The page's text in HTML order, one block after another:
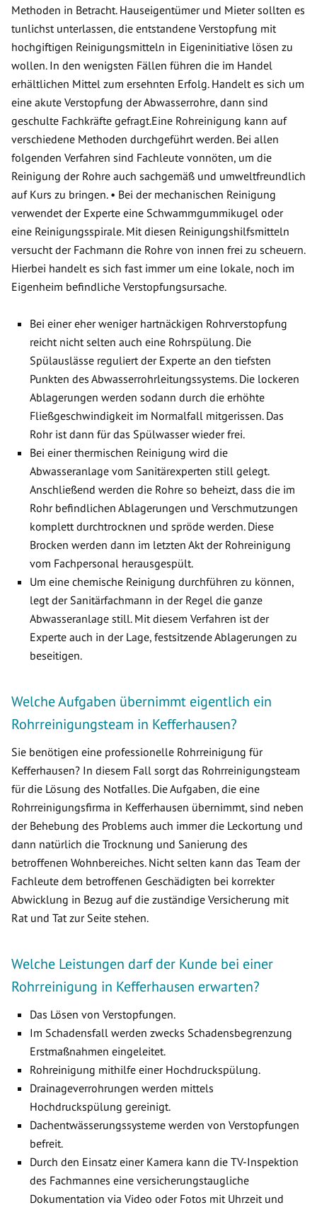
Methoden in Betracht. Hauseigentümer und Mieter sollten es
tunlichst unterlassen, die entstandene Verstopfung mit
hochgiftigen Reinigungsmitteln in Eigeninitiative lösen zu
wollen. In den wenigsten Fällen führen die im Handel
erhältlichen Mittel zum ersehnten Erfolg. Handelt es sich um
eine akute Verstopfung der Abwasserrohre, dann sind
geschulte Fachkräfte gefragt.Eine Rohreinigung kann auf
verschiedene Methoden durchgeführt werden. Bei allen
folgenden Verfahren sind Fachleute vonnöten, um die
Reinigung der Rohre auch sachgemäß und umweltfreundlich
auf Kurs zu bringen. • Bei der mechanischen Reinigung
verwendet der Experte eine Schwammgummikugel oder
eine Reinigungsspirale. Mit diesen Reinigungshilfsmitteln
versucht der Fachmann die Rohre von innen frei zu scheuern.
Hierbei handelt es sich fast immer um eine lokale, noch im
Eigenheim befindliche Verstopfungsursache.
Bei einer eher weniger hartnäckigen Rohrverstopfung
reicht nicht selten auch eine Rohrspülung. Die
Spülauslässe reguliert der Experte an den tiefsten
Punkten des Abwasserrohrleitungssystems. Die lockeren
Ablagerungen werden sodann durch die erhöhte
Fließgeschwindigkeit im Normalfall mitgerissen. Das
Rohr ist dann für das Spülwasser wieder frei.
Bei einer thermischen Reinigung wird die
Abwasseranlage vom Sanitärexperten still gelegt.
Anschließend werden die Rohre so beheizt, dass die im
Rohr befindlichen Ablagerungen und Verschmutzungen
komplett durchtrocknen und spröde werden. Diese
Brocken werden dann im letzten Akt der Rohreinigung
vom Fachpersonal herausgespült.
Um eine chemische Reinigung durchführen zu können,
legt der Sanitärfachmann in der Regel die ganze
Abwasseranlage still. Mit diesem Verfahren ist der
Experte auch in der Lage, festsitzende Ablagerungen zu
beseitigen.
Welche Aufgaben übernimmt eigentlich ein
Rohrreinigungsteam in Kefferhausen?
Sie benötigen eine professionelle Rohrreinigung für
Kefferhausen? In diesem Fall sorgt das Rohrreinigungsteam
für die Lösung des Notfalles. Die Aufgaben, die eine
Rohrreinigungsfirma in Kefferhausen übernimmt, sind neben
der Behebung des Problems auch immer die Leckortung und
dann natürlich die Trocknung und Sanierung des
betroffenen Wohnbereiches. Nicht selten kann das Team der
Fachleute dem betroffenen Geschädigten bei korrekter
Abwicklung in Bezug auf die zuständige Versicherung mit
Rat und Tat zur Seite stehen.
Welche Leistungen darf der Kunde bei einer
Rohrreinigung in Kefferhausen erwarten?
Das Lösen von Verstopfungen.
Im Schadensfall werden zwecks Schadensbegrenzung
Erstmaßnahmen eingeleitet.
Rohreinigung mithilfe einer Hochdruckspülung.
Drainageverrohrungen werden mittels
Hochdruckspülung gereinigt.
Dachentwässerungssysteme werden von Verstopfungen
befreit.
Durch den Einsatz einer Kamera kann die TV-Inspektion
des Fachmannes eine versicherungstaugliche
Dokumentation via Video oder Fotos mit Uhrzeit und